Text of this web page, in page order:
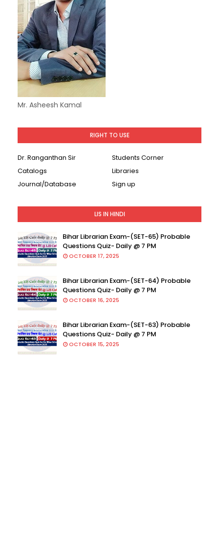
Mr. Asheesh Kamal
RIGHT TO USE
Dr. Ranganthan Sir
Students Corner
Catalogs
Libraries
Journal/Database
Sign up
LIS IN HINDI
Bihar Librarian Exam-(SET-65) Probable
Questions Quiz- Daily @ 7 PM
OCTOBER 17, 2025
Bihar Librarian Exam-(SET-64) Probable
Questions Quiz- Daily @ 7 PM
OCTOBER 16, 2025
Bihar Librarian Exam-(SET-63) Probable
Questions Quiz- Daily @ 7 PM
OCTOBER 15, 2025